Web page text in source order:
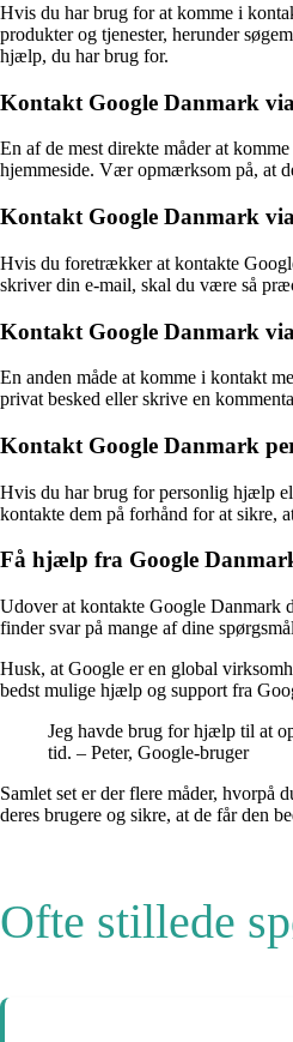
Hvis du har brug for at komme i
produkter og tjenester, herunder
hjælp, du har brug for.
Kontakt Google Danmark
En af de mest direkte måder at
hjemmeside. Vær opmærksom på, at
Kontakt Google Danmark
Hvis du foretrækker at kontakte
skriver din e-mail, skal du være så
Kontakt Google Danmark
En anden måde at komme i kontakt
privat besked eller skrive en
Kontakt Google Danmark
Hvis du har brug for personlig hjælp
kontakte dem på forhånd for at sikre,
Få hjælp fra Google
Udover at kontakte Google Danmark
finder svar på mange af dine
Husk, at Google er en global
bedst mulige hjælp og support fra
Jeg havde brug for hjælp til at
tid. – Peter, Google-bruger
Samlet set er der flere måder,
deres brugere og sikre, at de får den
Ofte stillede